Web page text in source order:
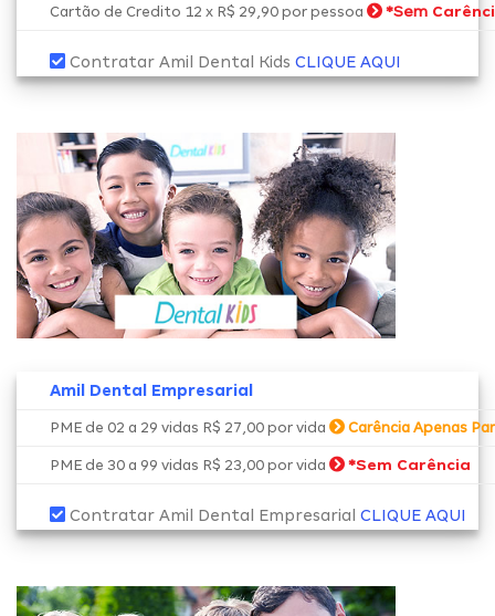
Cartão de Credito 12 x R$ 29,90 por pessoa *Sem
Contratar Amil Dental Kids CLIQUE AQUI
Amil Dental Empresarial
PME de 02 a 29 vidas R$ 27,00 por vida Carência Apenas
PME de 30 a 99 vidas R$ 23,00 por vida *Sem Carência
Contratar Amil Dental Empresarial CLIQUE AQUI